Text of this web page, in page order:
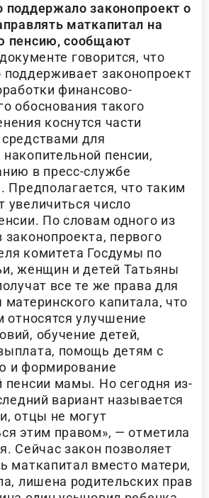
поддержало законопроект о
маткапитал на
пенсию, сообщают
говорится, что
поддерживает законопроект
финансово-
обоснования такого
коснутся части
для
пенсии,
в пресс-службе
Предполагается, что таким
увеличиться число
По словам одного из
законопроекта, первого
комитета Госдумы по
женщин и детей Татьяны
все те же права для
материнского капитала, что
улучшение
обучение детей,
помощь детям с
и формирование
пенсии мамы. Но сегодня из-
вариант называется
отцы не могут
этим правом», — отметила
Сейчас закон позволяет
маткапитал вместо матери,
лишена родительских прав